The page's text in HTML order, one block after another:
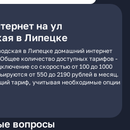
на ул
в Липецке
в Липецке домашний интернет
количество доступных тарифов -
со скоростью от 100 до 1000
от 550 до 2190 рублей в месяц.
тариф, учитывая необходимые опции
вопросы